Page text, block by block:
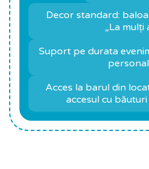
Decor standard:
„La mulți
Suport pe durata
Acces la barul din
accesul cu